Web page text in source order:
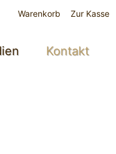
Warenkorb Zur Kasse
Kontakt